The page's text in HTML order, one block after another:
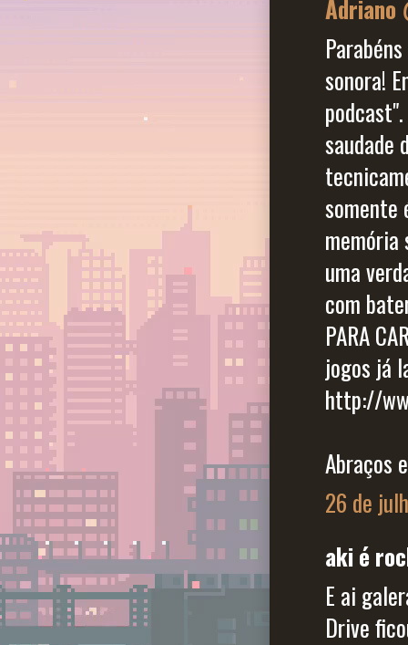
Adriano
sonora!
saudade
somente
memória
uma
com
PARA
jogos já
http://
Abraços
26 de
aki é
E ai
Drive